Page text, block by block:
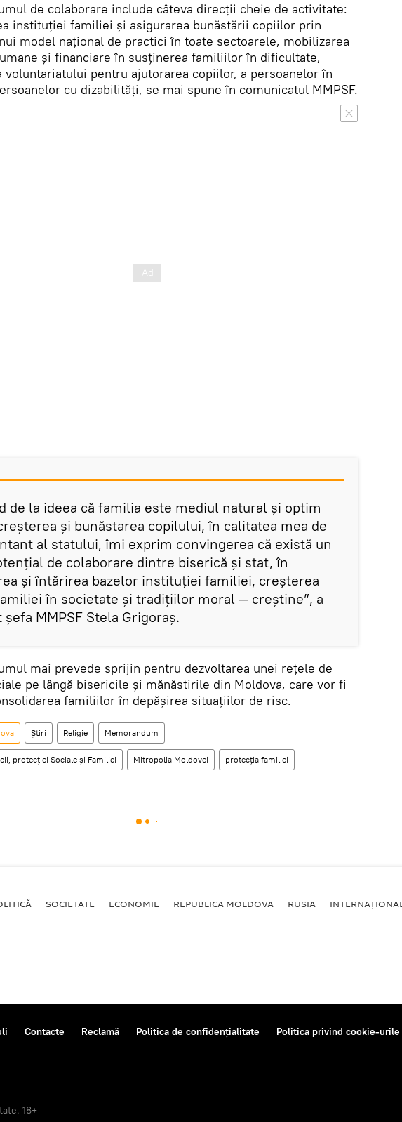
de colaborare include câteva direcții cheie de activitate:
instituției familiei și asigurarea bunăstării copiilor prin
model național de practici în toate sectoarele, mobilizarea
și financiare în susținerea familiilor în dificultate,
voluntariatului pentru ajutorarea copiilor, a persoanelor în
cu dizabilități, se mai spune în comunicatul MMPSF.
de la ideea că familia este mediul natural și optim
și bunăstarea copilului, în calitatea mea de
al statului, îmi exprim convingerea că există un
de colaborare dintre biserică și stat, în
și întărirea bazelor instituției familiei, creșterea
în societate și tradițiilor moral — creștine”, a
şefa MMPSF Stela Grigoraş.
mai prevede sprijin pentru dezvoltarea unei rețele de
pe lângă bisericile și mănăstirile din Moldova, care vor fi
familiilor în depășirea situațiilor de risc.
Știri Religie Memorandum
protecţiei Sociale şi Familiei Mitropolia Moldovei protecţia familiei
SOCIETATE ECONOMIE REPUBLICA MOLDOVA RUSIA INTERNAȚIONAL
Contacte Reclamă Politica de confidențialitate Politica privind cookie-urile
18+